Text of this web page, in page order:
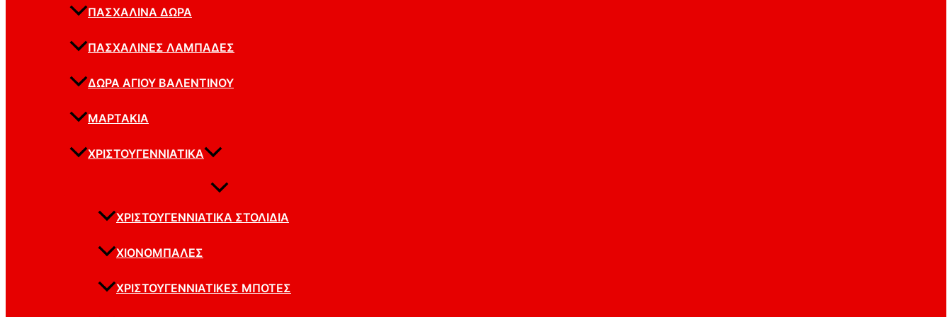
ΠΑΣΧΑΛΙΝΆ ΔΏΡΑ
ΠΑΣΧΑΛΙΝΈΣ ΛΑΜΠΆΔΕΣ
ΔΏΡΑ ΑΓΊΟΥ ΒΑΛΕΝΤΊΝΟΥ
ΜΑΡΤΆΚΙΑ
ΧΡΙΣΤΟΥΓΕΝΝΙΆΤΙΚΑ
ΧΡΙΣΤΟΥΓΕΝΝΙΆΤΙΚΑ ΣΤΟΛΊΔΙΑ
ΧΙΟΝΌΜΠΑΛΕΣ
ΧΡΙΣΤΟΥΓΕΝΝΙΆΤΙΚΕΣ ΜΠΌΤΕΣ